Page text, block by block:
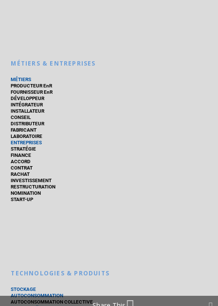
MÉTIERS & ENTREPRISES
MÉTIERS
PRODUCTEUR EnR
FOURNISSEUR EnR
DÉVELOPPEUR
INTÉGRATEUR
INSTALLATEUR
CONSEIL
DISTRIBUTEUR
FABRICANT
LABORATOIRE
ENTREPRISES
STRATÉGIE
FINANCE
ACCORD
CONTRAT
RACHAT
INVESTISSEMENT
RESTRUCTURATION
NOMINATION
START-UP
TECHNOLOGIES & PRODUITS
STOCKAGE
AUTOCONSOMMATION
AUTOCONSOMMATION COLLECTIVE